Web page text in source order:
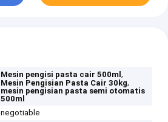
Mesin pengisi pasta cair 500ml,
Mesin Pengisian Pasta Cair 30kg,
mesin pengisian pasta semi otomatis
500ml
negotiable